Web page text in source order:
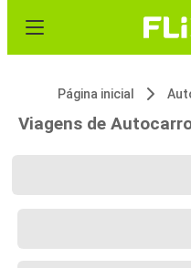
Página inicial
Viagens de